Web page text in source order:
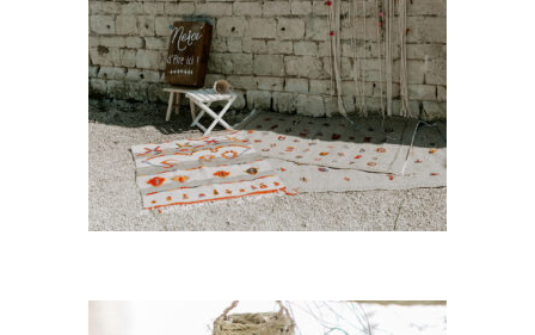
Lot de 3 Tapis orange – taupe
« Lalla »
45,00€